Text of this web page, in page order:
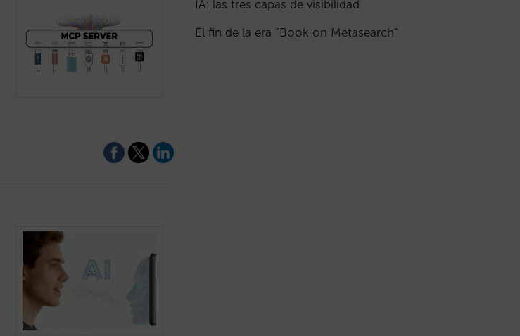
IA: las tres capas de visibilidad
El fin de la era “Book on Metasearch”